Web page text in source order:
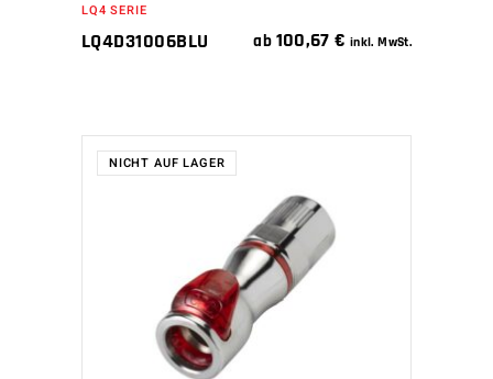
LQ4 SERIE
LQ4D31006BLU ab 100,67€ inkl. MwSt.
NICHT AUF LAGER
WEITERLESEN